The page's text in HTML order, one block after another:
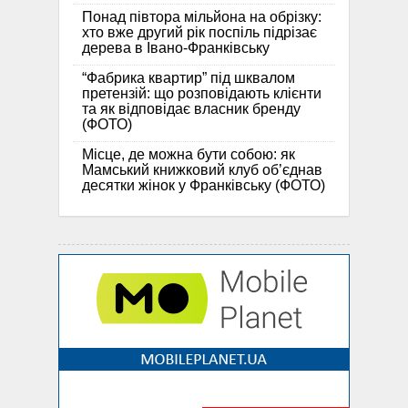
Понад півтора мільйона на обрізку:
хто вже другий рік поспіль підрізає
дерева в Івано-Франківську
“Фабрика квартир” під шквалом
претензій: що розповідають клієнти
та як відповідає власник бренду
(ФОТО)
Місце, де можна бути собою: як
Мамський книжковий клуб об’єднав
десятки жінок у Франківську (ФОТО)